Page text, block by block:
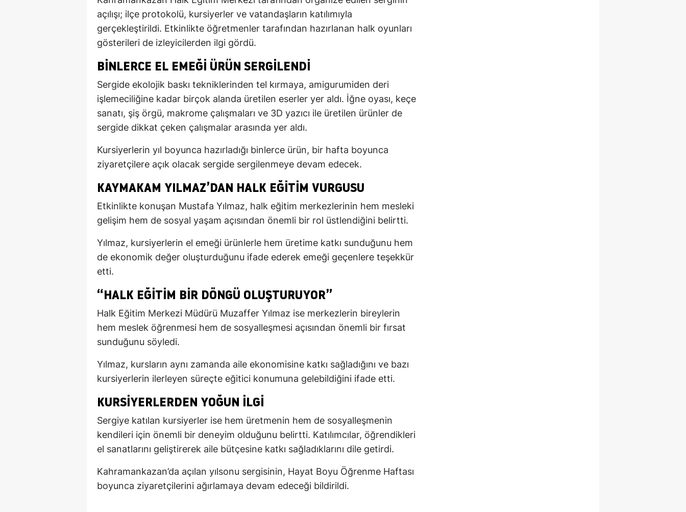
açılışı; ilçe protokolü, kursiyerler ve vatandaşların katılımıyla
gerçekleştirildi. Etkinlikte öğretmenler tarafından hazırlanan halk oyunları
gösterileri de izleyicilerden ilgi gördü.
BINLERCE EL EMEĞI ÜRÜN SERGILENDI
Sergide ekolojik baskı tekniklerinden tel kırmaya, amigurumiden deri
işlemeciliğine kadar birçok alanda üretilen eserler yer aldı. İğne oyası, keçe
sanatı, şiş örgü, makrome çalışmaları ve 3D yazıcı ile üretilen ürünler de
sergide dikkat çeken çalışmalar arasında yer aldı.
Kursiyerlerin yıl boyunca hazırladığı binlerce ürün, bir hafta boyunca
ziyaretçilere açık olacak sergide sergilenmeye devam edecek.
KAYMAKAM YILMAZ’DAN HALK EĞITIM VURGUSU
Etkinlikte konuşan Mustafa Yılmaz, halk eğitim merkezlerinin hem mesleki
gelişim hem de sosyal yaşam açısından önemli bir rol üstlendiğini belirtti.
Yılmaz, kursiyerlerin el emeği ürünlerle hem üretime katkı sunduğunu hem
de ekonomik değer oluşturduğunu ifade ederek emeği geçenlere teşekkür
etti.
“HALK EĞITIM BIR DÖNGÜ OLUŞTURUYOR”
Halk Eğitim Merkezi Müdürü Muzaffer Yılmaz ise merkezlerin bireylerin
hem meslek öğrenmesi hem de sosyalleşmesi açısından önemli bir fırsat
sunduğunu söyledi.
Yılmaz, kursların aynı zamanda aile ekonomisine katkı sağladığını ve bazı
kursiyerlerin ilerleyen süreçte eğitici konumuna gelebildiğini ifade etti.
KURSIYERLERDEN YOĞUN ILGI
Sergiye katılan kursiyerler ise hem üretmenin hem de sosyalleşmenin
kendileri için önemli bir deneyim olduğunu belirtti. Katılımcılar, öğrendikleri
el sanatlarını geliştirerek aile bütçesine katkı sağladıklarını dile getirdi.
Kahramankazan’da açılan yılsonu sergisinin, Hayat Boyu Öğrenme Haftası
boyunca ziyaretçilerini ağırlamaya devam edeceği bildirildi.